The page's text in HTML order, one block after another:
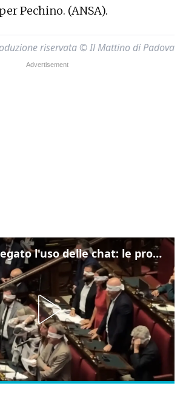
Pechino. (ANSA).
riservata © Il Mattino di Padova
Delmastro, negato l'uso delle chat: le proteste di Avs e M5s